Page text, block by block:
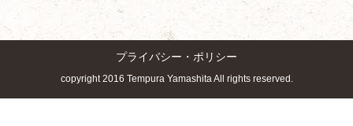
プライバシー・ポリシー
copyright 2016 Tempura Yamashita All rights reserved.